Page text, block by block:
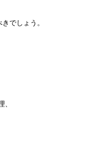
でしょう。